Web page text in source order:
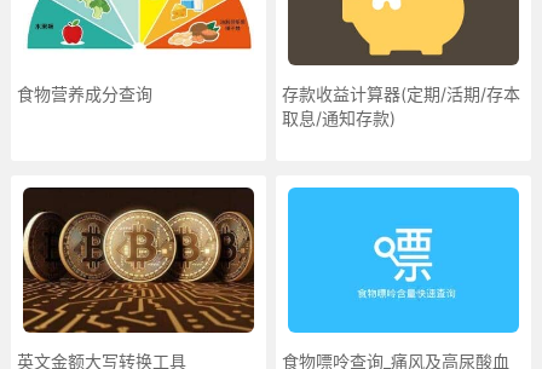
食物营养成分查询
存款收益计算器(定期/活期/存本
取息/通知存款)
英文金额大写转换工具 食物嘌呤查询_痛风及高尿酸血